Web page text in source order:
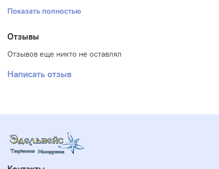
Размер ткани 20*24 см
Показать полностью
Отзывы
Отзывов еще никто не оставлял
Написать отзыв